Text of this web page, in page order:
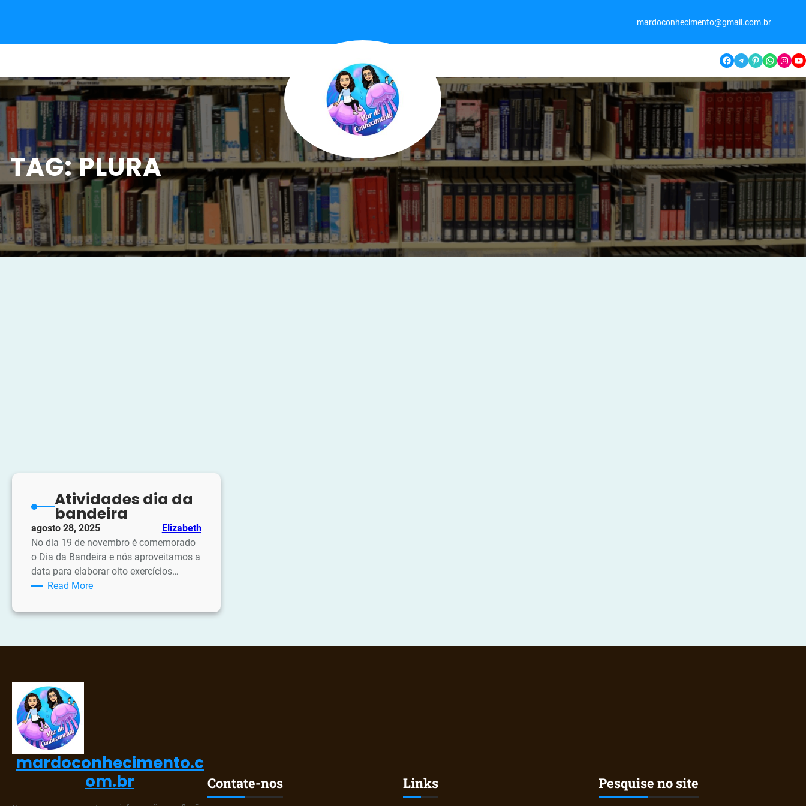
mardoconhecimento@gmail.com.br
Facebook Telegram Pinterest WhatsApp Instagram YouTube
TAG:PLURA
Atividades dia da
bandeira
agosto 28, 2025
Elizabeth
No dia 19 de novembro é comemorado
o Dia da Bandeira e nós aproveitamos a
data para elaborar oito exercícios…
Read More:
dia
mardoconhecimento.c
om.br
Contate-nos Links Pesquise no site